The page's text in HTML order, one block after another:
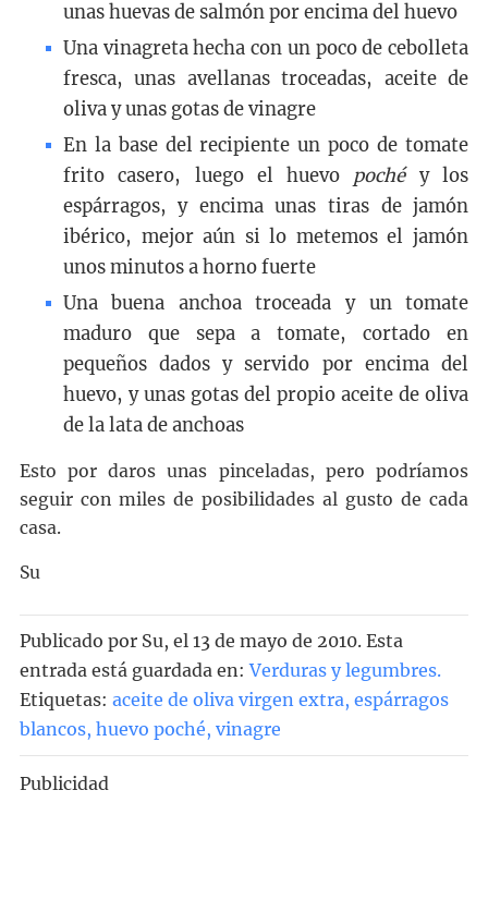
unas huevas de salmón por encima del huevo
Una vinagreta hecha con un poco de cebolleta
fresca, unas avellanas troceadas, aceite de
oliva y unas gotas de vinagre
En la base del recipiente un poco de tomate
frito casero, luego el huevo pochéy los
espárragos, y encima unas tiras de jamón
ibérico, mejor aún si lo metemos el jamón
unos minutos a horno fuerte
Una buena anchoa troceada y un tomate
maduro que sepa a tomate, cortado en
pequeños dados y servido por encima del
huevo, y unas gotas del propio aceite de oliva
de la lata de anchoas
Esto por daros unas pinceladas, pero podríamos
seguir con miles de posibilidades al gusto de cada
casa.
Su
Publicado por Su, el 13 de mayo de 2010. Esta
entrada está guardada en: Verduras y legumbres.
Etiquetas: aceite de oliva virgen extra, espárragos
blancos, huevo poché, vinagre
Publicidad